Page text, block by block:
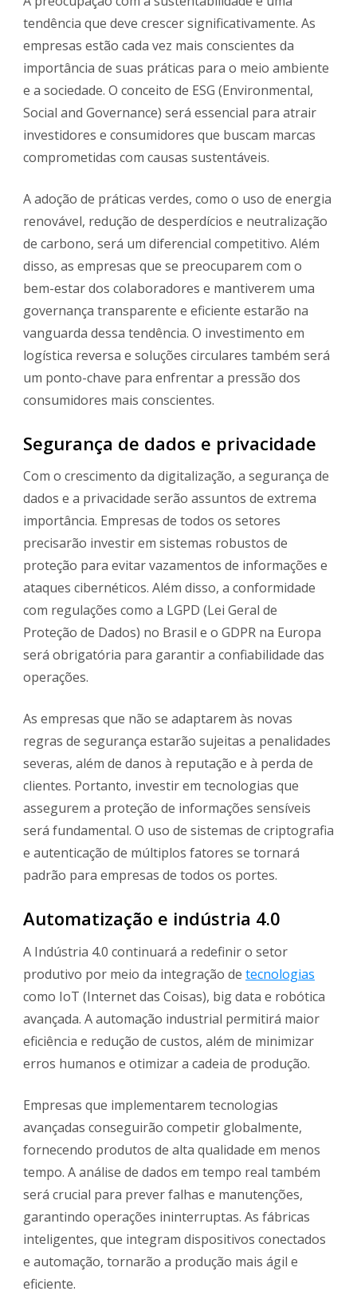
tendência que deve crescer significativamente. As
empresas estão cada vez mais conscientes da
importância de suas práticas para o meio ambiente
e a sociedade. O conceito de ESG (Environmental,
Social and Governance) será essencial para atrair
investidores e consumidores que buscam marcas
comprometidas com causas sustentáveis.
A adoção de práticas verdes, como o uso de energia
renovável, redução de desperdícios e neutralização
de carbono, será um diferencial competitivo. Além
disso, as empresas que se preocuparem com o
bem-estar dos colaboradores e mantiverem uma
governança transparente e eficiente estarão na
vanguarda dessa tendência. O investimento em
logística reversa e soluções circulares também será
um ponto-chave para enfrentar a pressão dos
consumidores mais conscientes.
Segurança de dados e privacidade
Com o crescimento da digitalização, a segurança de
dados e a privacidade serão assuntos de extrema
importância. Empresas de todos os setores
precisarão investir em sistemas robustos de
proteção para evitar vazamentos de informações e
ataques cibernéticos. Além disso, a conformidade
com regulações como a LGPD (Lei Geral de
Proteção de Dados) no Brasil e o GDPR na Europa
será obrigatória para garantir a confiabilidade das
operações.
As empresas que não se adaptarem às novas
regras de segurança estarão sujeitas a penalidades
severas, além de danos à reputação e à perda de
clientes. Portanto, investir em tecnologias que
assegurem a proteção de informações sensíveis
será fundamental. O uso de sistemas de criptografia
e autenticação de múltiplos fatores se tornará
padrão para empresas de todos os portes.
Automatização e indústria 4.0
A Indústria 4.0 continuará a redefinir o setor
produtivo por meio da integração de tecnologias
como IoT (Internet das Coisas), big data e robótica
avançada. A automação industrial permitirá maior
eficiência e redução de custos, além de minimizar
erros humanos e otimizar a cadeia de produção.
Empresas que implementarem tecnologias
avançadas conseguirão competir globalmente,
fornecendo produtos de alta qualidade em menos
tempo. A análise de dados em tempo real também
será crucial para prever falhas e manutenções,
garantindo operações ininterruptas. As fábricas
inteligentes, que integram dispositivos conectados
e automação, tornarão a produção mais ágil e
eficiente.